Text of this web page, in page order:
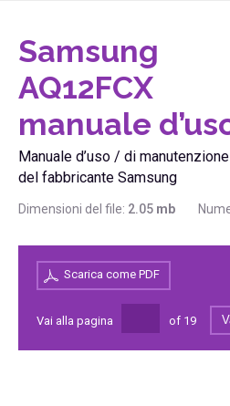
Samsung
AQ12FCX
manuale
Manuale d’uso / di
del fabbricante Samsung
Dimensioni del file: 2.05 mb
Scarica come PDF
Vai alla pagina of 19